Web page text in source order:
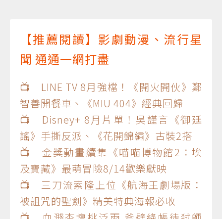
【推薦閱讀】影劇動漫、流行星
聞 通通一網打盡
📺 LINE TV 8月強檔！《開火開伙》鄭
智善開餐車、《MIU 404》經典回歸
📺 Disney+ 8月片單！吳謹言《御廷
謠》手撕反派、《花開錦繡》古裝2搭
📺 金獎動畫續集《喵喵博物館2：埃
及寶藏》最萌冒險8/14歡樂獻映
📺 三刀流索隆上位《航海王劇場版：
被詛咒的聖劍》精美特典海報必收